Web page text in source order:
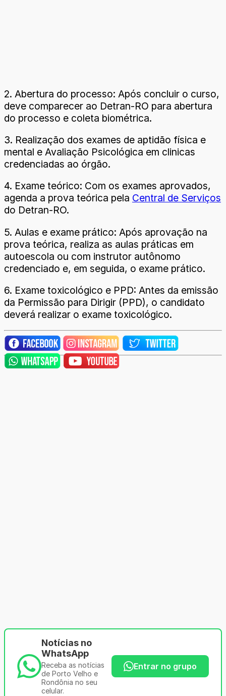
2. Abertura do processo: Após concluir o curso,
deve comparecer ao Detran-RO para abertura
do processo e coleta biométrica.
3. Realização dos exames de aptidão física e
mental e Avaliação Psicológica em clinicas
credenciadas ao órgão.
4. Exame teórico: Com os exames aprovados,
agenda a prova teórica pela Central de Serviços
do Detran-RO.
5. Aulas e exame prático: Após aprovação na
prova teórica, realiza as aulas práticas em
autoescola ou com instrutor autônomo
credenciado e, em seguida, o exame prático.
6. Exame toxicológico e PPD: Antes da emissão
da Permissão para Dirigir (PPD), o candidato
deverá realizar o exame toxicológico.
Notícias no
WhatsApp
Receba as notícias
de Porto Velho e
Rondônia no seu
celular.
Entrar no grupo